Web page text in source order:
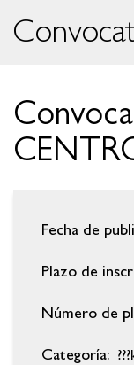
Fecha de
Plazo de
Número de
Categoría: